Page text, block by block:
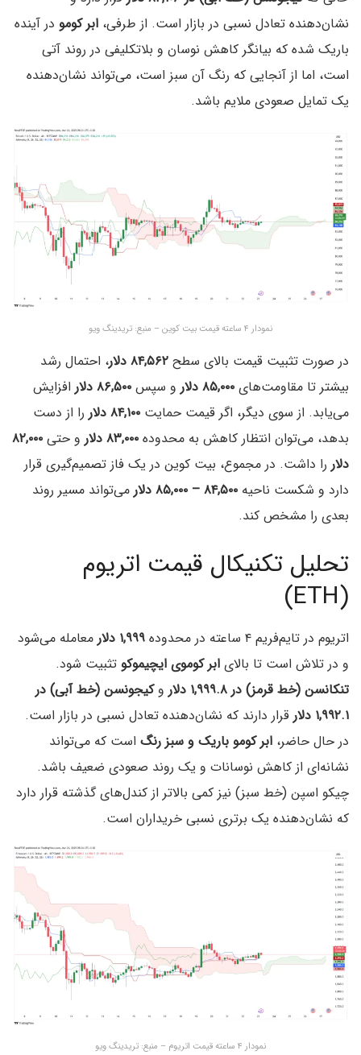
نشان‌دهنده تعادل نسبی در بازار است. از طرفی، ابر کومو در آینده
باریک شده که بیانگر کاهش نوسان و بلاتکلیفی در روند آتی
است، اما از آنجایی که رنگ آن سبز است، می‌تواند نشان‌دهنده
یک تمایل صعودی ملایم باشد.
نمودار ۴ ساعته قیمت بیت کوین – منبع: تریدینگ ویو
در صورت تثبیت قیمت بالای سطح ۸۴,۵۶۲ دلار
، احتمال رشد
بیشتر تا مقاومت‌های ۸۵,۰۰۰ دلار و سپس ۸۶,۵۰۰ دلار
افزایش
می‌یابد. از سوی دیگر، اگر قیمت حمایت ۸۴,۱۰۰ دلار
را از دست
بدهد، می‌توان انتظار کاهش به محدوده ۸۳,۰۰۰ دلار و حتی ۸۲,۰۰۰
دلاررا داشت. در مجموع، بیت کوین در یک فاز تصمیم‌گیری قرار
دارد و شکست ناحیه ۸۴,۵۰۰ – ۸۵,۰۰۰ دلار
می‌تواند مسیر روند
بعدی را مشخص کند.
تحلیل تکنیکال قیمت اتریوم
(ETH)
اتریوم در تایم‌فریم ۴ ساعته در محدوده ۱,۹۹۹ دلار
معامله می‌شود
و در تلاش است تا بالای ابر کوموی ایچیموکو تثبیت شود.
تنکانسن (خط قرمز) در ۱,۹۹۹.۸ دلار
وکیجونسن (خط آبی) در
۱,۹۹۲.۱ دلار
قرار دارند که نشان‌دهنده تعادل نسبی در بازار است.
در حال حاضر، ابر کومو باریک و سبز رنگ است که می‌تواند
نشانه‌ای از کاهش نوسانات و یک روند صعودی ضعیف باشد.
چیکو اسپن (خط سبز) نیز کمی بالاتر از کندل‌های گذشته قرار دارد
که نشان‌دهنده یک برتری نسبی خریداران است.
نمودار ۴ ساعته قیمت اتریوم – منبع: تریدینگ ویو